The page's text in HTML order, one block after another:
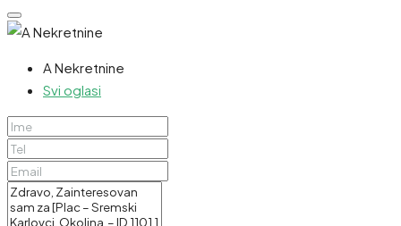
A Nekretnine
Svi oglasi